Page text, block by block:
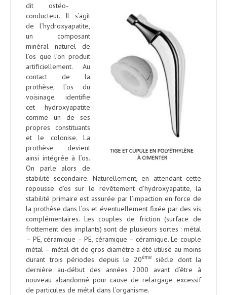
dit ostéo-
conducteur. Il s’agit
de l’hydroxyapatite,
un composant
minéral naturel de
l’os que l’on produit
artificiellement. Au
contact de la
prothèse, l’os du
voisinage identifie
cet hydroxyapatite
comme un de ses
propres constituants
et le colonise. La
prothèse devient
ainsi intégrée à l’os.
On parle alors de
stabilité secondaire. Naturellement, en attendant cette
repousse d’os sur le revêtement d’hydroxyapatite, la
stabilité primaire est assurée par l’impaction en force de
la prothèse dans l’os et éventuellement fixée par des vis
complémentaires. Les couples de friction (surface de
frottement des implants) sont de plusieurs sortes : métal
– PE, céramique – PE, céramique – céramique. Le couple
métal – métal dit de gros diamètre a été utilisé au moins
durant trois périodes depuis le 20èmesiècle dont la
dernière au-début des années 2000 avant d’être à
nouveau abandonné pour cause de relargage excessif
de particules de métal dans l’organisme.